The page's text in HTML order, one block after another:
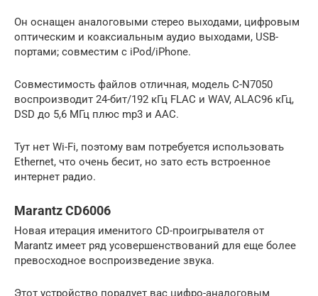
Он оснащен аналоговыми стерео выходами, цифровым
оптическим и коаксиальным аудио выходами, USB-
портами; совместим с iPod/iPhone.
Совместимость файлов отличная, модель С-N7050
воспроизводит 24-бит/192 кГц FLAC и WAV, ALAC96 кГц,
DSD до 5,6 МГц плюс mp3 и AAC.
Тут нет Wi-Fi, поэтому вам потребуется использовать
Ethernet, что очень бесит, но зато есть встроенное
интернет радио.
Marantz CD6006
Новая итерация именитого CD-проигрывателя от
Marantz имеет ряд усовершенствований для еще более
превосходное воспроизведение звука.
Этот устройство порадует вас цифро-аналоговым